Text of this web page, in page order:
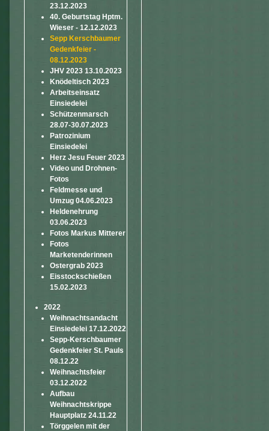
23.12.2023
40. Geburtstag Hptm.
Wieser - 12.12.2023
Sepp Kerschbaumer
Gedenkfeier -
08.12.2023
JHV 2023 13.10.2023
Knödeltisch 2023
Arbeitseinsatz
Einsiedelei
Schützenmarsch
28.07-30.07.2023
Patrozinium
Einsiedelei
Herz Jesu Feuer 2023
Video und Drohnen-
Fotos
Feldmesse und
Umzug 04.06.2023
Heldenehrung
03.06.2023
Fotos Markus Mitterer
Fotos
Marketenderinnen
Ostergrab 2023
Eisstockschießen
15.02.2023
2022
Weihnachtsandacht
Einsiedelei 17.12.2022
Sepp-Kerschbaumer
Gedenkfeier St. Pauls
08.12.22
Weihnachtsfeier
03.12.2022
Aufbau
Weihnachtskrippe
Hauptplatz 24.11.22
Törggelen mit der